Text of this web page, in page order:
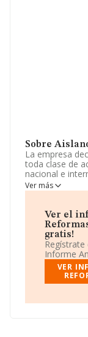
Sobre
La empresa
toda clase de
nacional e
empresa es
referencia
exteriores.
La empresa
social
en el
Con los datos
nacional la
Ver más
Ver el
gratis!
Informe
VER